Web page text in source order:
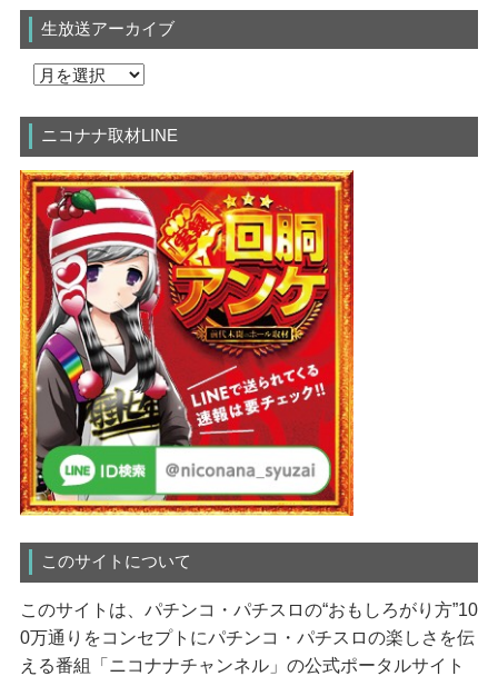
生放送アーカイブ
ニコナナ取材LINE
このサイトについて
このサイトは、パチンコ・パチスロの“おもしろがり方”10
0万通りをコンセプトにパチンコ・パチスロの楽しさを伝
える番組「ニコナナチャンネル」の公式ポータルサイト